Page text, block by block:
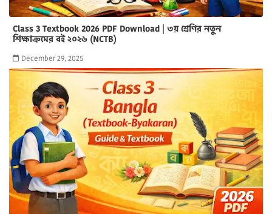
Class 3 Textbook 2026 PDF Download | ৩য় শ্রেণির নতুন
শিক্ষাক্রমের বই ২০২৬ (NCTB)
December 29, 2025